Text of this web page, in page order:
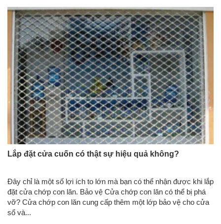
Lắp đặt cửa cuốn có thật sự hiệu quả không?
Đây chỉ là một số lợi ích to lớn mà bạn có thể nhận được khi lắp
đặt cửa chớp con lăn. Bảo vệ Cửa chớp con lăn có thể bị phá
vỡ? Cửa chớp con lăn cung cấp thêm một lớp bảo vệ cho cửa
sổ và...